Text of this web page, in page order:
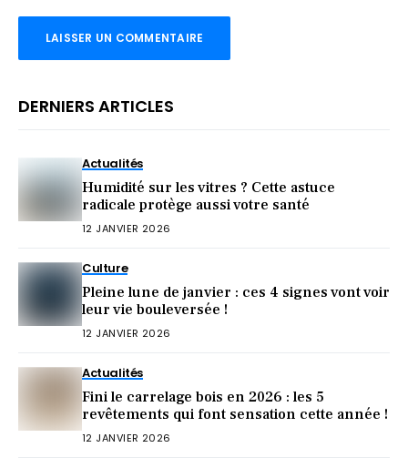
DERNIERS ARTICLES
Actualités
Humidité sur les vitres ? Cette astuce
radicale protège aussi votre santé
12 JANVIER 2026
Culture
Pleine lune de janvier : ces 4 signes vont voir
leur vie bouleversée !
12 JANVIER 2026
Actualités
Fini le carrelage bois en 2026 : les 5
revêtements qui font sensation cette année !
12 JANVIER 2026